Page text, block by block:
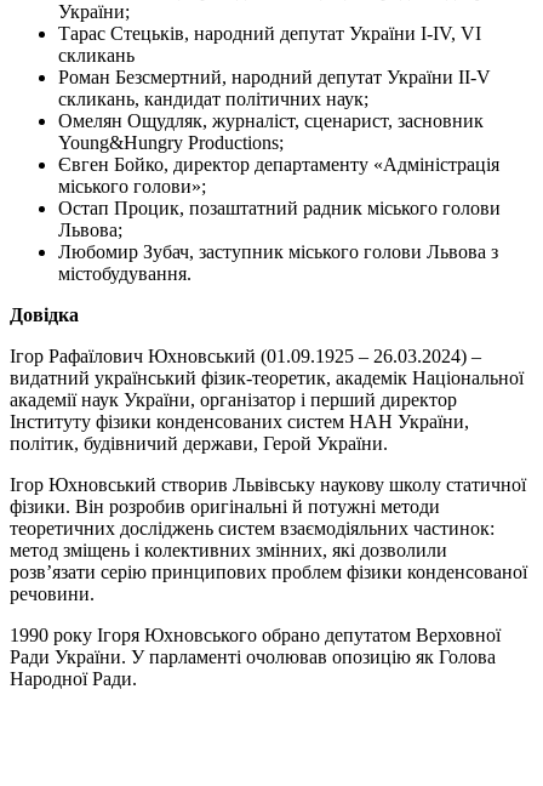
України;
Тарас Стецьків, народний депутат України I-IV, VI
скликань
Роман Безсмертний, народний депутат України II-V
скликань, кандидат політичних наук;
Омелян Ощудляк, журналіст, сценарист, засновник
Young&Hungry Productions;
Євген Бойко, директор департаменту «Адміністрація
міського голови»;
Остап Процик, позаштатний радник міського голови
Львова;
Любомир Зубач, заступник міського голови Львова з
містобудування.
Довідка
Ігор Рафаїлович Юхновський (01.09.1925 – 26.03.2024) –
видатний український фізик-теоретик, академік Національної
академії наук України, організатор і перший директор
Інституту фізики конденсованих систем НАН України,
політик, будівничий держави, Герой України.
Ігор Юхновський створив Львівську наукову школу статичної
фізики. Він розробив оригінальні й потужні методи
теоретичних досліджень систем взаємодіяльних частинок:
метод зміщень і колективних змінних, які дозволили
розв’язати серію принципових проблем фізики конденсованої
речовини.
1990 року Ігоря Юхновського обрано депутатом Верховної
Ради України. У парламенті очолював опозицію як Голова
Народної Ради.